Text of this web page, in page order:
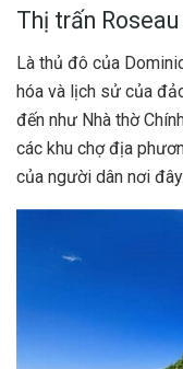
Thị trấn Roseau
Là thủ đô của
hóa và lịch sử của
đến như Nhà thờ
các khu chợ địa
của người dân nơi đây.